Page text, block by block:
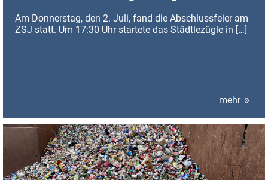
Am Donnerstag, den 2. Juli, fand die Abschlussfeier am
ZSJ statt. Um 17:30 Uhr startete das Städtlezügle in […]
mehr